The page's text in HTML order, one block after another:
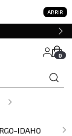
ABRIR
0